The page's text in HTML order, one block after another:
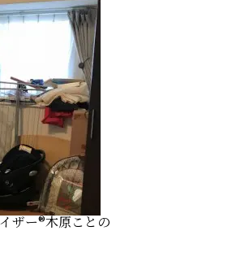
ザー®️木原ことの